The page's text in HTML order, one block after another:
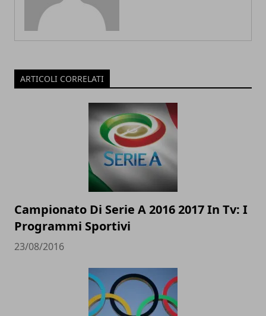
ARTICOLI CORRELATI
Campionato Di Serie A 2016 2017 In Tv: I
Programmi Sportivi
23/08/2016